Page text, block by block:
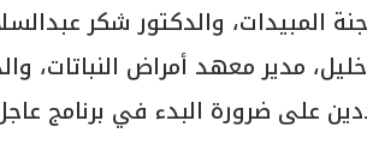
المبيدات، والدكتور شكر
مدير معهد أمراض النباتات،
على ضرورة البدء في برنامج